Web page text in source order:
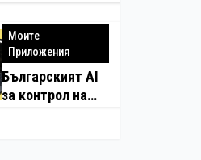
движението
„Опознай
България – 100
национални
туристически
Моите
Приложения
Българският AI
за контрол на